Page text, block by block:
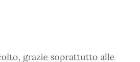
grazie soprattutto alle